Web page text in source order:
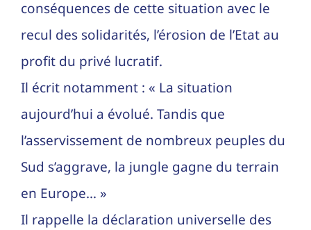
conséquences de cette situation avec le
recul des solidarités, l’érosion de l’Etat au
profit du privé lucratif.
Il écrit notamment : « La situation
aujourd’hui a évolué. Tandis que
l’asservissement de nombreux peuples du
Sud s’aggrave, la jungle gagne du terrain
en Europe… »
Il rappelle la déclaration universelle des